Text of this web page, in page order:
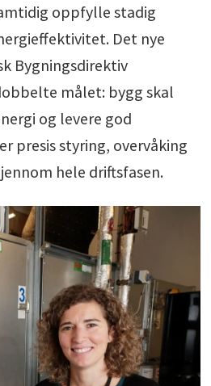
oppfylle stadig
Det nye
Bygningsdirektiv
målet: bygg skal
og levere god
presis styring, overvåking
hele driftsfasen.